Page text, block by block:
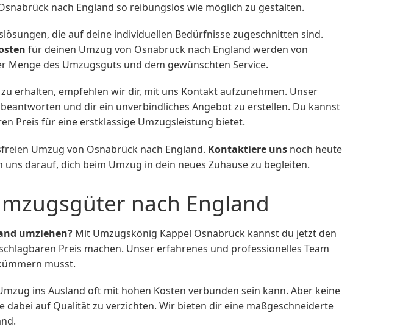
nach England so reibungslos wie möglich zu gestalten.
die auf deine individuellen Bedürfnisse zugeschnitten sind.
für deinen Umzug von Osnabrück nach England werden von
des Umzugsguts und dem gewünschten Service.
erhalten, empfehlen wir dir, mit uns Kontakt aufzunehmen. Unser
und dir ein unverbindliches Angebot zu erstellen. Du kannst
Preis für eine erstklassige Umzugsleistung bietet.
Umzug von Osnabrück nach England. Kontaktiere uns noch heute
darauf, dich beim Umzug in dein neues Zuhause zu begleiten.
nach England
umziehen? Mit Umzugskönig Kappel Osnabrück kannst du jetzt den
Preis machen. Unser erfahrenes und professionelles Team
musst.
ins Ausland oft mit hohen Kosten verbunden sein kann. Aber keine
auf Qualität zu verzichten. Wir bieten dir eine maßgeschneiderte